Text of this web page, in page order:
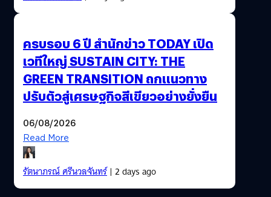
ครบรอบ 6 ปี สำนักข่าว TODAY เปิด
เวทีใหญ่ SUSTAIN CITY: THE
GREEN TRANSITION ถกแนวทาง
ปรับตัวสู่เศรษฐกิจสีเขียวอย่างยั่งยืน
06/08/2026
Read More
รัตนาภรณ์ ศรีนวลจันทร์| 2 days ago